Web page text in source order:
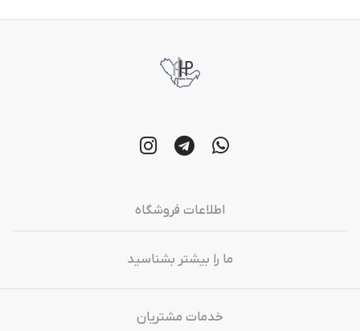
اطلاعات فروشگاه
ما را بیشتر بشناسید
خدمات مشتریان